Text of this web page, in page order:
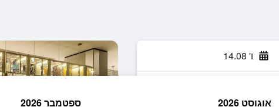
ו' 14.08
אוגוסט 2026 ספטמבר 2026